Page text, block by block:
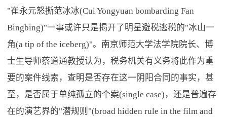
"崔永元怒撕范冰冰(Cui Yongyuan bombarding Fan
Bingbing)"一事或许只是揭开了明星避税逃税的"冰山一
角(a tip of the iceberg)"。南京师范大学法学院院长、博
士生导师蔡道通教授认为，税务机关有义务将此作为重
要的案件线索，查明是否存在这一阴阳合同的事实，甚
至，是否属于单纯孤立的个案(single case)，还是普遍存
在的演艺界的"潜规则"(broad hidden rule in the film and